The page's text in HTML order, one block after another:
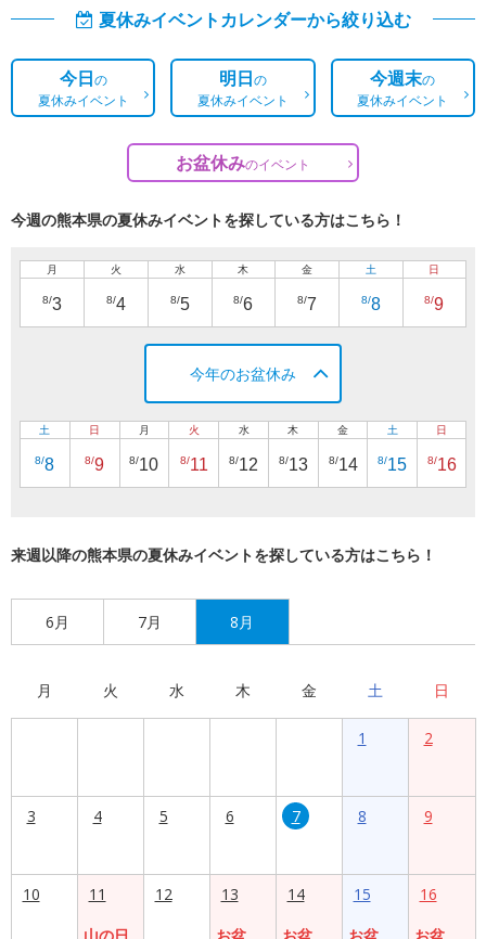
夏休みイベントカレンダーから絞り込む
今日の
夏休みイベント
明日の
夏休みイベント
今週末の
夏休みイベント
お盆休みのイベント
今週の熊本県の夏休みイベントを探している方はこちら！
月
8/3
火
8/4
水
8/5
木
8/6
金
8/7
土
8/8
日
8/9
今年のお盆休み
土
8/8
日
8/9
月
8/10
火
8/11
水
8/12
木
8/13
金
8/14
土
8/15
日
8/16
来週以降の熊本県の夏休みイベントを探している方はこちら！
6月 7月 8月
月 火 水 木 金 土 日
1 2
3 4 5 6 7 8 9
10
11
山の日
12
13
お盆
14
お盆
15
お盆
16
お盆